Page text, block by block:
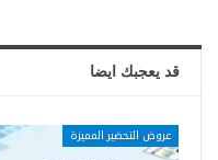
قد يعجبك ايضا
عروض التحضير المميزة